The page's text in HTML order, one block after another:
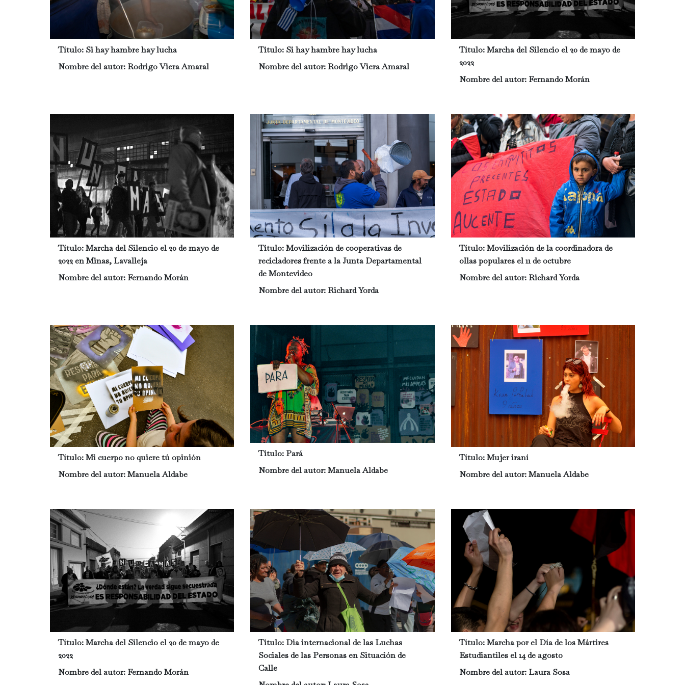
Título: Si hay hambre hay lucha
Nombre del autor: Rodrigo Viera Amaral
Título: Si hay hambre hay lucha
Nombre del autor: Rodrigo Viera Amaral
Título:Marcha del Silencio el 20 de mayo de
2022
Nombre del autor: Fernando Morán
Título:Marcha del Silencio el 20 de mayo de
2022 en Minas, Lavalleja
Nombre del autor: Fernando Morán
Título:Movilización de cooperativas de
recicladores frente a la Junta Departamental
de Montevideo
Nombre del autor: Richard Yorda
Título:Movilización de la coordinadora de
ollas populares el 11 de octubre
Nombre del autor: Richard Yorda
Título:Mi cuerpo no quiere tú opinión
Nombre del autor:Manuela Aldabe
Título: Pará
Nombre del autor:Manuela Aldabe
Título:Mujer iraní
Nombre del autor:Manuela Aldabe
Título:Marcha del Silencio el 20 de mayo de
2022
Nombre del autor: Fernando Morán
Título: Dia internacional de las Luchas
Sociales de las Personas en Situación de
Calle
Título:Marcha por el Día de los Mártires
Estudiantiles el 14 de agosto
Nombre del autor: Laura Sosa